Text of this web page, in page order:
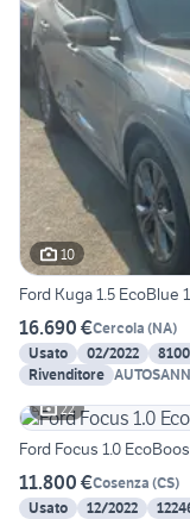
10
Ford Kuga 1.5 EcoBlue
16.690 €Cercola (NA)
Usato
02/2022
Rivenditore
22
Ford Focus 1.0
11.800 €Cosenza (CS)
Usato
12/2022